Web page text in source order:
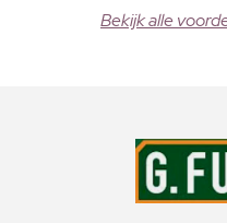
Bekijk alle